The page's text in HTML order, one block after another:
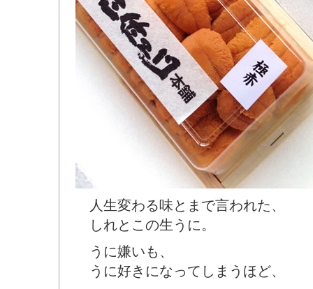
人生変わる味とまで言われた、
しれとこの生うに。
うに嫌いも、
うに好きになってしまうほど、